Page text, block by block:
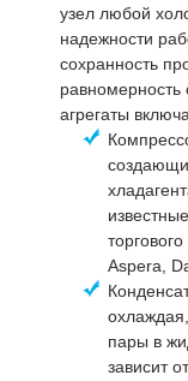
узел любой
надежности
сохранность
агрегаты
Aspera,
пары в
зависит